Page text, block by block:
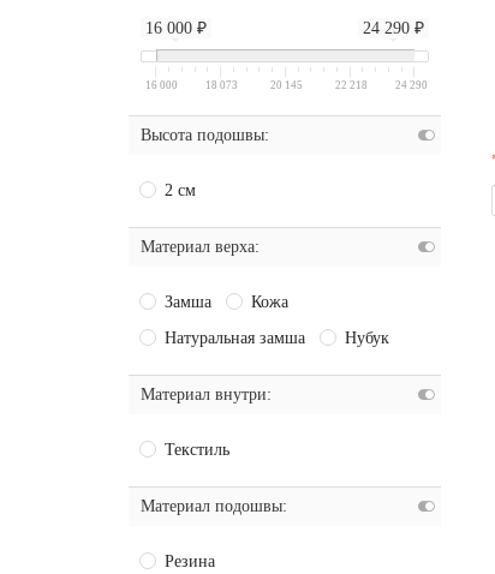
16 000 ₽ 24 290 ₽
16 000 18 073 20 145 22 218 24 290
Высота подошвы:
2 см
Материал верха:
Замша
Кожа
Натуральная замша
Нубук
Материал внутри:
Текстиль
Материал подошвы:
Резина